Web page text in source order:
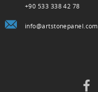
+90 533 338 42 78
info@artstonepanel.com